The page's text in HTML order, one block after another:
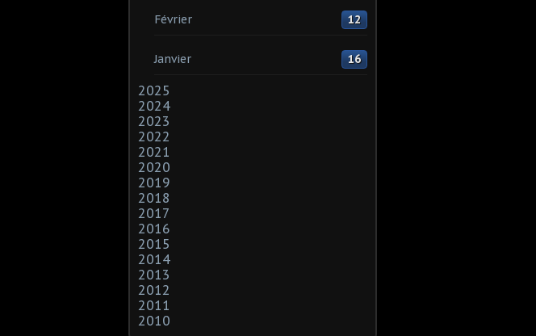
Février 12
Janvier 16
2025
2024
2023
2022
2021
2020
2019
2018
2017
2016
2015
2014
2013
2012
2011
2010